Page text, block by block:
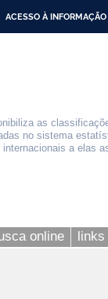
ACESSO À INFORMAÇÃO
as
no sistema
a elas
online links